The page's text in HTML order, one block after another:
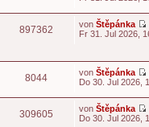
r
t
r
r
897362 von Štěpánka
t
r
Fr 31. Jul 2026,
8044 von Štěpánka
Do 30. Jul 2026,
309605 von Štěpánka
Do 30. Jul 2026,